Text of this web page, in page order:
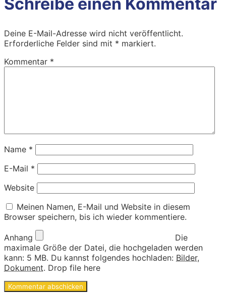
Schreibe einen Kommentar
Deine E-Mail-Adresse wird nicht veröffentlicht.
Erforderliche Felder sind mit * markiert.
Kommentar *
Name *
E-Mail *
Website
Meinen Namen, E-Mail und Website in diesem
Browser speichern, bis ich wieder kommentiere.
Anhang
Die
maximale Größe der Datei, die hochgeladen werden
kann: 5 MB. Du kannst folgendes hochladen: Bilder,
Dokument. Drop file here